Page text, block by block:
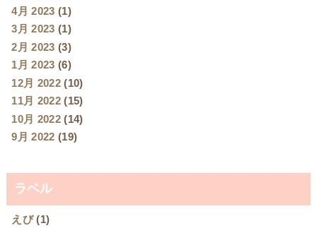
4月 2023 (1)
3月 2023 (1)
2月 2023 (3)
1月 2023 (6)
12月 2022 (10)
11月 2022 (15)
10月 2022 (14)
9月 2022 (19)
ラベル
えび (1)